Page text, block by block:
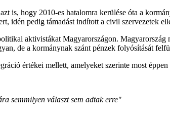
is, hogy 2010-es hatalomra kerülése óta a
idén pedig támadást indított a civil szervezetek
aktivistákat Magyarországon.
de a kormánynak szánt pénzek folyósítását
értékei mellett, amelyeket szerinte most
semmilyen választ sem adtak erre"